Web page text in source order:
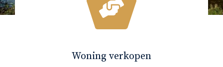
Woning verkopen